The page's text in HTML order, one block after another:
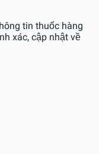
tin thuốc hàng
xác, cập nhật về